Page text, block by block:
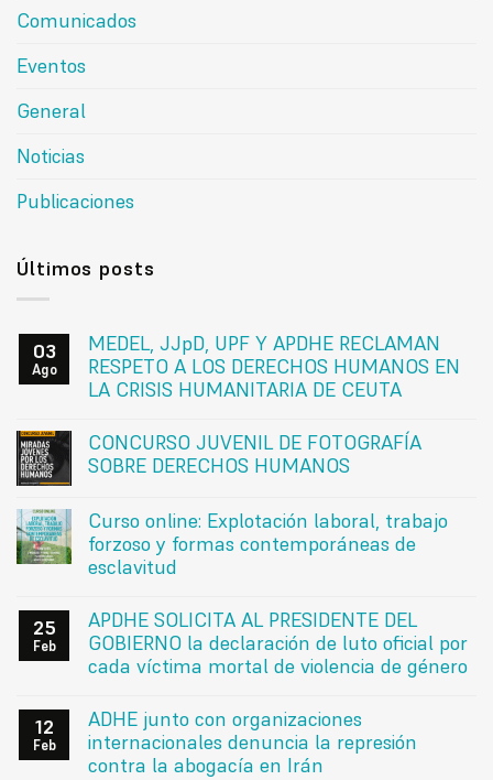
Comunicados
Eventos
General
Noticias
Publicaciones
Últimos posts
03
Ago
MEDEL, JJpD, UPF Y APDHE RECLAMAN
RESPETO A LOS DERECHOS HUMANOS EN
LA CRISIS HUMANITARIA DE CEUTA
CONCURSO JUVENIL DE FOTOGRAFÍA
SOBRE DERECHOS HUMANOS
Curso online: Explotación laboral, trabajo
forzoso y formas contemporáneas de
esclavitud
25
Feb
APDHE SOLICITA AL PRESIDENTE DEL
GOBIERNO la declaración de luto oficial por
cada víctima mortal de violencia de género
12
Feb
ADHE junto con organizaciones
internacionales denuncia la represión
contra la abogacía en Irán